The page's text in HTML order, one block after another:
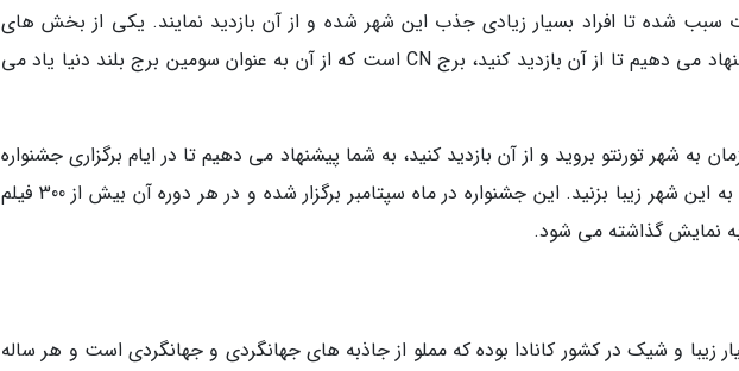
شده تا افراد بسیار زیادی جذب این شهر شده و از آن بازدید نمایند. یکی از بخش های
مجذوب کننده کانادا که پیشنهاد می دهیم تا از آن بازدید کنید، برج CN است که از آن به عنوان سومین برج بلند دنیا یاد می
به شهر تورنتو بروید و از آن بازدید کنید، به شما پیشنهاد می دهیم تا در ایام برگزاری جشنواره
بین المللی فیلم تورنتو سری به این شهر زیبا بزنید. این جشنواره در ماه سپتامبر برگزار شده و در هر دوره آن بیش از 300 فیلم
نمایش گذاشته می شود.
زیبا و شیک در کشور کانادا بوده که مملو از جاذبه های جهانگردی و جهانگردی است و هر ساله